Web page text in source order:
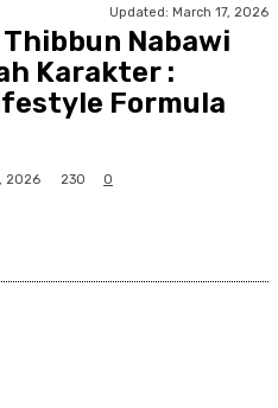
Updated: March 17, 2026
Nabawi
Karakter :
Formula
2026 230 0